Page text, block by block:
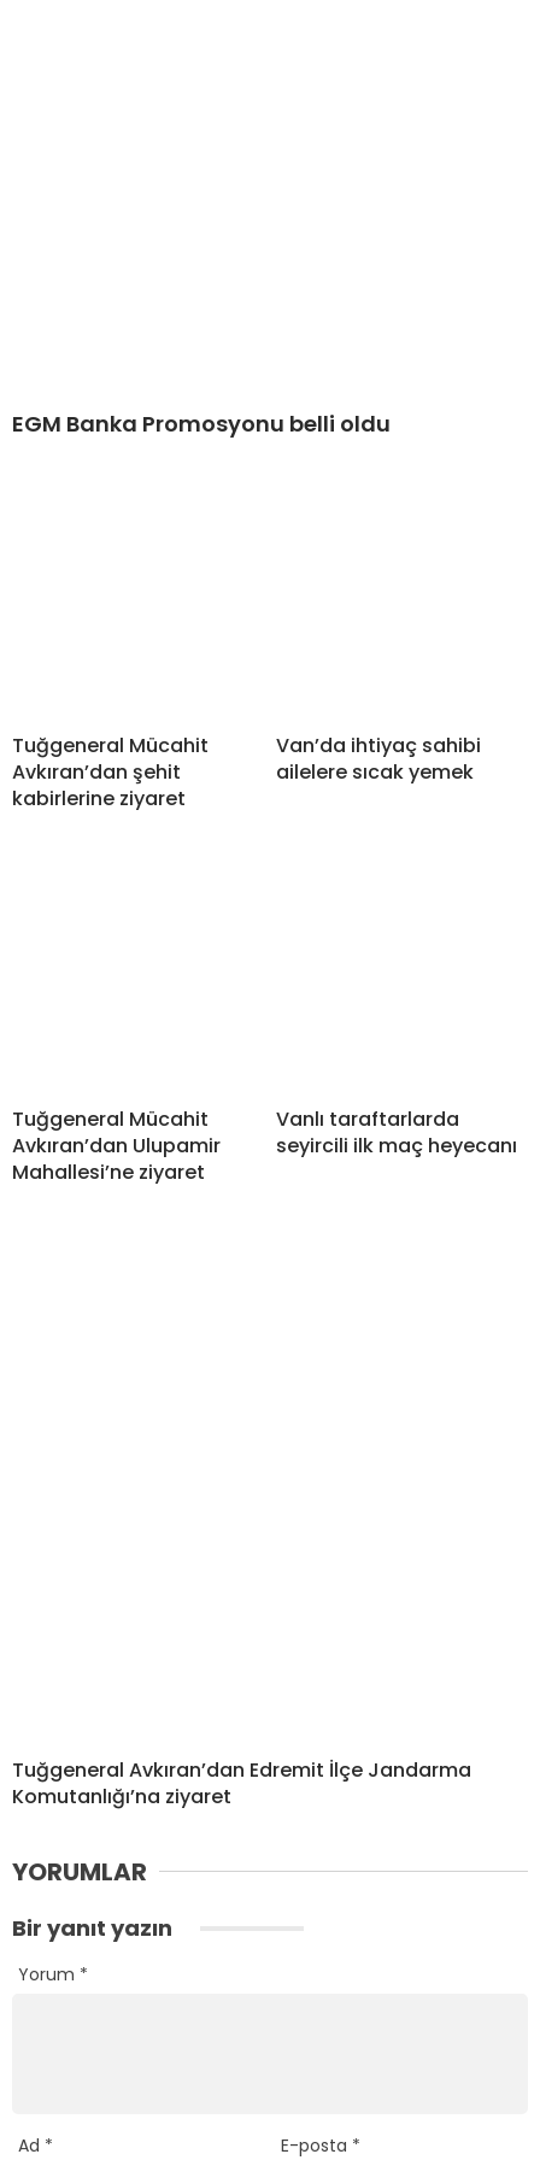
EGM Banka Promosyonu belli oldu
Tuğgeneral Mücahit
Avkıran’dan şehit
kabirlerine ziyaret
Van’da ihtiyaç sahibi
ailelere sıcak yemek
Tuğgeneral Mücahit
Avkıran’dan Ulupamir
Mahallesi’ne ziyaret
Vanlı taraftarlarda
seyircili ilk maç heyecanı
Tuğgeneral Avkıran’dan Edremit İlçe Jandarma
Komutanlığı’na ziyaret
YORUMLAR
Bir yanıt yazın
Yorum *
Ad * E-posta *